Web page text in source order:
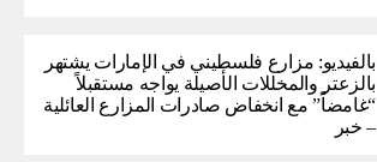
بالفيديو: مزارع فلسطيني في الإمارات يشتهر
بالزعتر والمخللات الأصيلة يواجه مستقبلاً
“غامضاً” ​​مع انخفاض صادرات المزارع العائلية
– خبر